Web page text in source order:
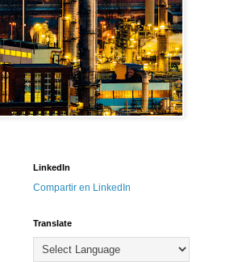
LinkedIn
Compartir en LinkedIn
Translate